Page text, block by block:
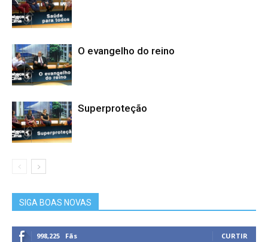
O evangelho do reino
Superproteção
SIGA BOAS NOVAS
998,225 Fãs CURTIR